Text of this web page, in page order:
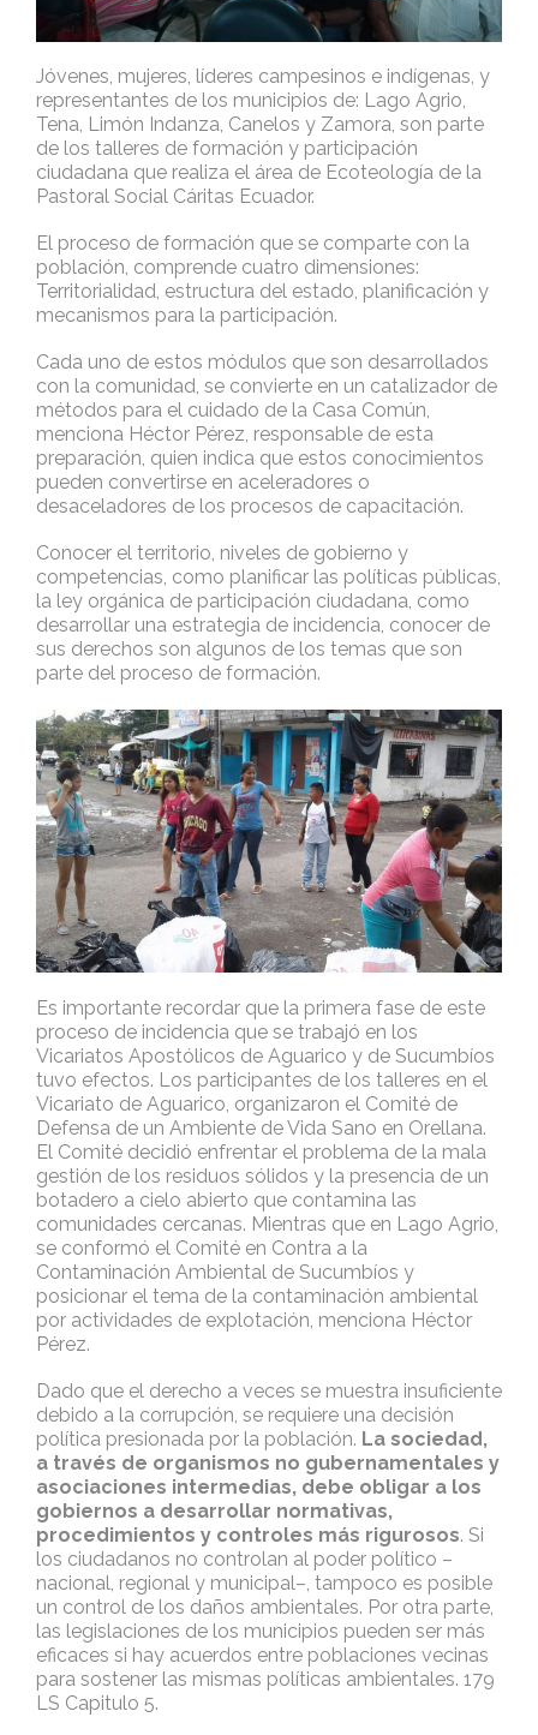
Jóvenes, mujeres, líderes campesinos e indígenas, y
representantes de los municipios de: Lago Agrio,
Tena, Limón Indanza, Canelos y Zamora, son parte
de los talleres de formación y participación
ciudadana que realiza el área de Ecoteología de la
Pastoral Social Cáritas Ecuador.
El proceso de formación que se comparte con la
población, comprende cuatro dimensiones:
Territorialidad, estructura del estado, planificación y
mecanismos para la participación.
Cada uno de estos módulos que son desarrollados
con la comunidad, se convierte en un catalizador de
métodos para el cuidado de la Casa Común,
menciona Héctor Pérez, responsable de esta
preparación, quien indica que estos conocimientos
pueden convertirse en aceleradores o
desaceladores de los procesos de capacitación.
Conocer el territorio, niveles de gobierno y
competencias, como planificar las políticas públicas,
la ley orgánica de participación ciudadana, como
desarrollar una estrategia de incidencia, conocer de
sus derechos son algunos de los temas que son
parte del proceso de formación.
Es importante recordar que la primera fase de este
proceso de incidencia que se trabajó en los
Vicariatos Apostólicos de Aguarico y de Sucumbíos
tuvo efectos. Los participantes de los talleres en el
Vicariato de Aguarico, organizaron el Comité de
Defensa de un Ambiente de Vida Sano en Orellana.
El Comité decidió enfrentar el problema de la mala
gestión de los residuos sólidos y la presencia de un
botadero a cielo abierto que contamina las
comunidades cercanas. Mientras que en Lago Agrio,
se conformó el Comité en Contra a la
Contaminación Ambiental de Sucumbíos y
posicionar el tema de la contaminación ambiental
por actividades de explotación, menciona Héctor
Pérez.
Dado que el derecho a veces se muestra insuficiente
debido a la corrupción, se requiere una decisión
política presionada por la población. La sociedad,
a través de organismos no gubernamentales y
asociaciones intermedias, debe obligar a los
gobiernos a desarrollar normativas,
procedimientos y controles más rigurosos. Si
los ciudadanos no controlan al poder político –
nacional, regional y municipal–, tampoco es posible
un control de los daños ambientales. Por otra parte,
las legislaciones de los municipios pueden ser más
eficaces si hay acuerdos entre poblaciones vecinas
para sostener las mismas políticas ambientales. 179
LS Capitulo 5.